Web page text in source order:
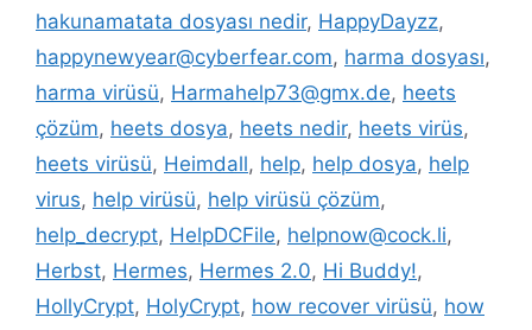
hakunamatata dosyası nedir, HappyDayzz,
happynewyear@cyberfear.com, harma dosyası,
harma virüsü, Harmahelp73@gmx.de, heets
çözüm, heets dosya, heets nedir, heets virüs,
heets virüsü, Heimdall, help, help dosya, help
virus, help virüsü, help virüsü çözüm,
help_decrypt, HelpDCFile, helpnow@cock.li,
Herbst, Hermes, Hermes 2.0, Hi Buddy!,
HollyCrypt, HolyCrypt, how recover virüsü, how